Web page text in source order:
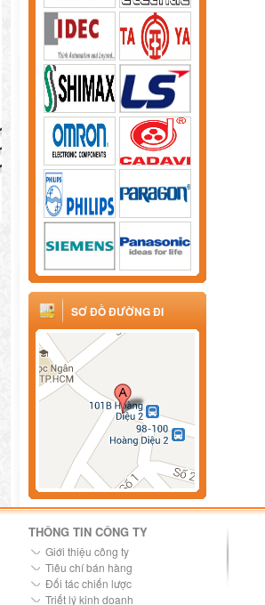
SƠ ĐỒ ĐƯỜNG ĐI
THÔNG TIN CÔNG TY
Giới thiệu công ty
Tiêu chí bán hàng
Đối tác chiến lược
Triết lý kinh doanh